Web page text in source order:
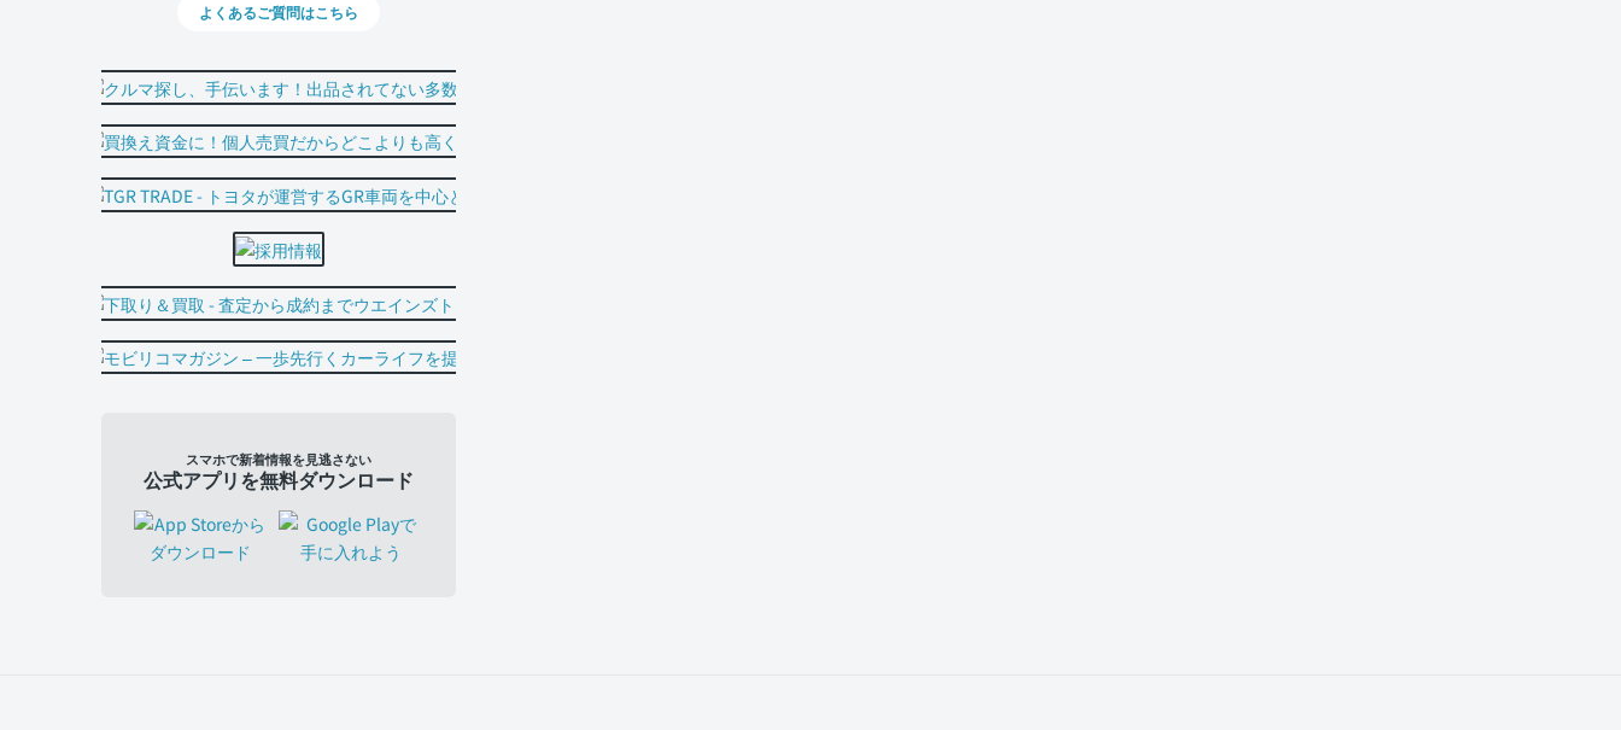
よくあるご質問はこちら
スマホで新着情報を見逃さない
公式アプリを無料ダウンロード